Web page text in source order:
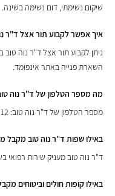
שיקום נשימתי, דום נשימה בשינה.
איך אפשר לקבוע תור אצל ד"ר
השארת פנייה באתר אינפומד.
מה מספר הטלפון של ד"ר נוה
מספר הטלפון של ד"ר נוה טוב: 055-4313512.
באילו שפות ד"ר נוה טוב מקבל
ד"ר נוה טוב מעניק שירות רפואי
באילו קופות חולים וביטוחים